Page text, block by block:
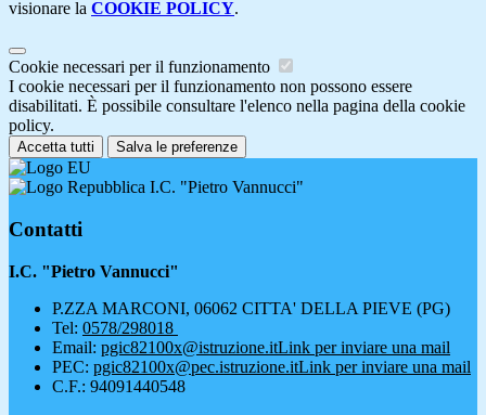
visionare la COOKIE POLICY.
Cookie necessari per il funzionamento
I cookie necessari per il funzionamento non possono essere
disabilitati. È possibile consultare l'elenco nella pagina della cookie
policy.
Accetta tutti Salva le preferenze
I.C. "Pietro Vannucci"
Contatti
I.C. "Pietro Vannucci"
P.ZZA MARCONI, 06062 CITTA' DELLA PIEVE (PG)
Tel: 0578/298018
Email: pgic82100x@istruzione.itLink per inviare una mail
PEC: pgic82100x@pec.istruzione.itLink per inviare una mail
C.F.: 94091440548